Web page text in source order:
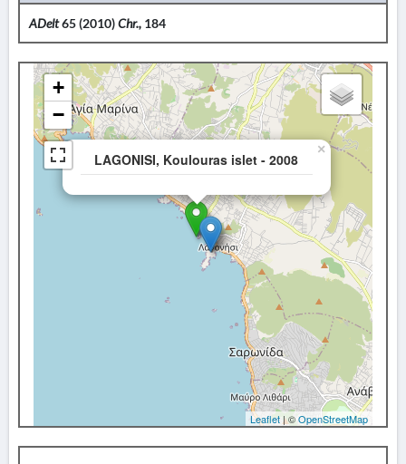
ADelt65 (2010)Chr., 184
LAGONISI, Koulouras islet - 2008
×
+
−
Leaflet | ©OpenStreetMap